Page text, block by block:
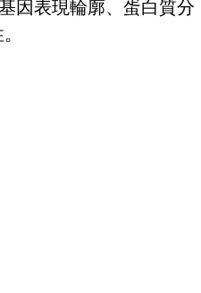
因表現輪廓、蛋白質分